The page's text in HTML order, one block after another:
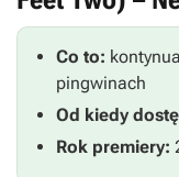
Co to:
pingwinach
Od kiedy
Rok premiery: